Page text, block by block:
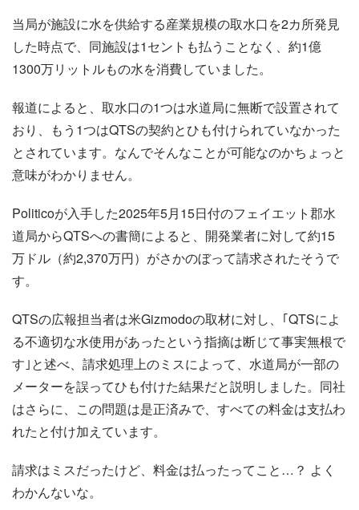
当局が施設に水を供給する産業規模の取水口を2カ所発見
した時点で、同施設は1セントも払うことなく、約1億
1300万リットルもの水を消費していました。
報道によると、取水口の1つは水道局に無断で設置されて
おり、もう1つはQTSの契約とひも付けられていなかった
とされています。なんでそんなことが可能なのかちょっと
意味がわかりません。
Politicoが入手した2025年5月15日付のフェイエット郡水
道局からQTSへの書簡によると、開発業者に対して約15
万ドル（約2,370万円）がさかのぼって請求されたそうで
す。
QTSの広報担当者は米Gizmodoの取材に対し、｢QTSによ
る不適切な水使用があったという指摘は断じて事実無根で
す｣と述べ、請求処理上のミスによって、水道局が一部の
メーターを誤ってひも付けた結果だと説明しました。同社
はさらに、この問題は是正済みで、すべての料金は支払わ
れたと付け加えています。
請求はミスだったけど、料金は払ったってこと…？ よく
わかんないな。